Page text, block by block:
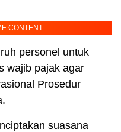
CONTENT
personel untuk
wajib pajak agar
Prosedur
suasana